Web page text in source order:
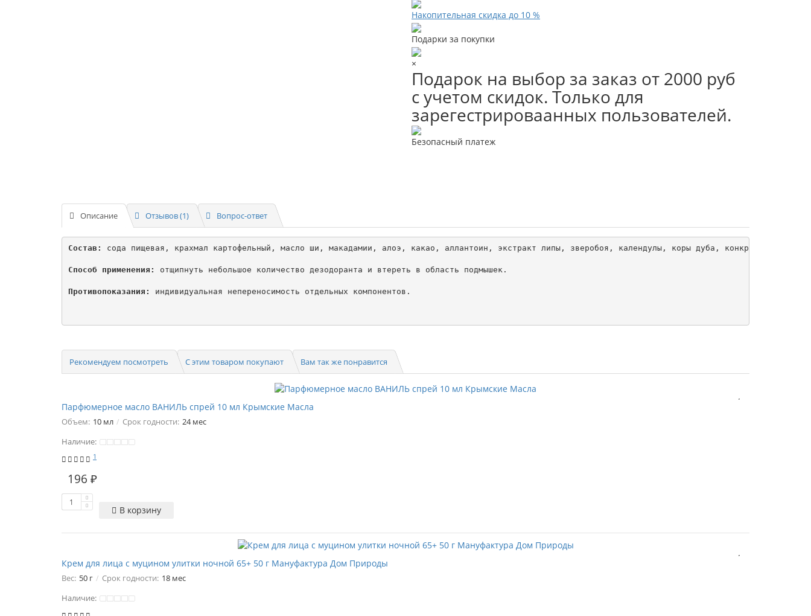
Накопительная скидка до 10 %
Подарки за покупки
×
Подарок на выбор за заказ от 2000 руб
с учетом скидок. Только для
зарегестрироваанных пользователей.
Безопасный платеж
Описание Отзывов (1) Вопрос-ответ
Состав: сода пищевая, крахмал картофельный, масло ши, макадамии, алоэ, какао, аллантоин, экстракт липы, зверобоя, календулы, коры дуба, конкрет яблока,
Способ применения: отщипнуть небольшое количество дезодоранта и втереть в область подмышек.
Противопоказания: индивидуальная непереносимость отдельных компонентов.
Рекомендуем посмотреть С этим товаром покупают Вам так же понравится
Парфюмерное масло ВАНИЛЬ спрей 10 мл Крымские Масла
Объем: 10 мл Срок годности: 24 мес
Наличие:
1
196 ₽
В корзину
Крем для лица с муцином улитки ночной 65+ 50 г Мануфактура Дом Природы
Вес: 50 г Срок годности: 18 мес
Наличие: